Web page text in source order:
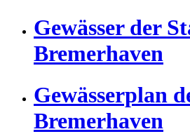
Gewässer der
Bremerhaven
Gewässerplan
Bremerhaven